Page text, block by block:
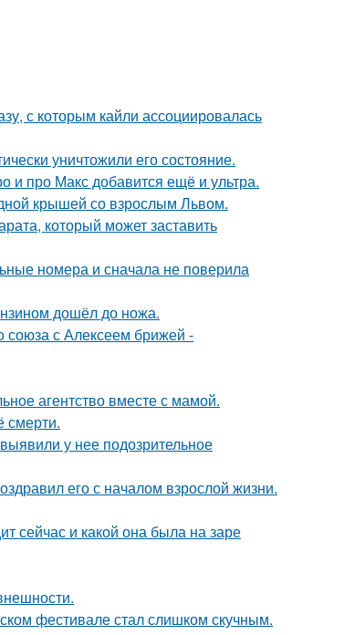
с которым кайли ассоциировалась
уничтожили его состояние.
и про Макс добавится ещё и ультра.
крышей со взрослым Львом.
который может заставить
номера и сначала не поверила
дошёл до ножа.
союза с Алексеем брижей -
агентство вместе с мамой.
смерти.
у нее подозрительное
его с началом взрослой жизни.
сейчас и какой она была на заре
фестивале стал слишком скучным.